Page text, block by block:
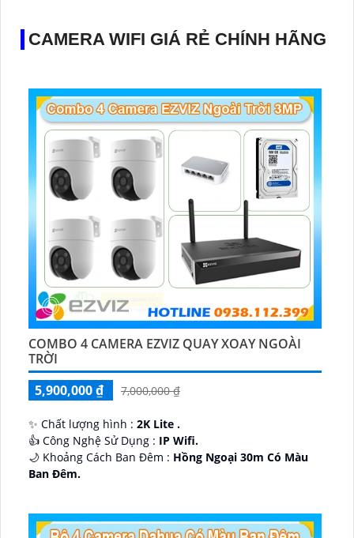
CAMERA WIFI GIÁ RẺ CHÍNH HÃNG
COMBO 4 CAMERA EZVIZ QUAY XOAY NGOÀI
TRỜI
5,900,000 ₫
7,000,000 ₫
✨ Chất lượng hình : 2K Lite .
👍 Công Nghệ Sử Dụng : IP Wifi.
🌙 Khoảng Cách Ban Đêm : Hồng Ngoại 30m Có Màu
Ban Ðêm.